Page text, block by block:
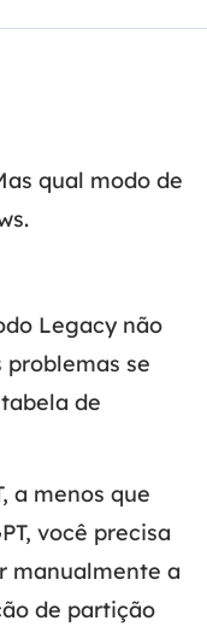
online grátis
qual modo de
Legacy não
se
de
a menos que
você precisa
manualmente a
de partição